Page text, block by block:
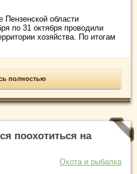
Пензенской области
по 31 октября проводили
хозяйства. По итогам
полностью
поохотиться на
Охота и рыбалка